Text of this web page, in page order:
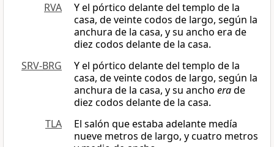
RVA
Y el pórtico delante del templo de la
casa, de veinte codos de largo, según la
anchura de la casa, y su ancho era de
diez codos delante de la casa.
SRV-BRG
Y el pórtico delante del templo de la
casa, de veinte codos de largo, según la
anchura de la casa, y su ancho erade
diez codos delante de la casa.
TLA
El salón que estaba adelante medía
nueve metros de largo, y cuatro metros